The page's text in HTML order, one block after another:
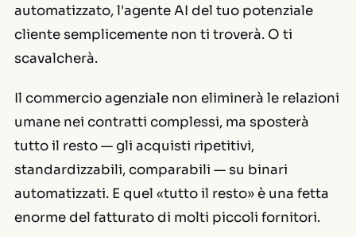
automatizzato, l'agente AI del tuo potenziale
cliente semplicemente non ti troverà. O ti
scavalcherà.
Il commercio agenziale non eliminerà le relazioni
umane nei contratti complessi, ma sposterà
tutto il resto — gli acquisti ripetitivi,
standardizzabili, comparabili — su binari
automatizzati. E quel «tutto il resto» è una fetta
enorme del fatturato di molti piccoli fornitori.